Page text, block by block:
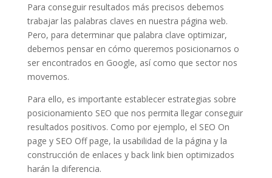
Para conseguir resultados más precisos debemos
trabajar las palabras claves en nuestra página web.
Pero, para determinar que palabra clave optimizar,
debemos pensar en cómo queremos posicionarnos o
ser encontrados en Google, así como que sector nos
movemos.
Para ello, es importante establecer estrategias sobre
posicionamiento SEO que nos permita llegar conseguir
resultados positivos. Como por ejemplo, el SEO On
page y SEO Off page, la usabilidad de la página y la
construcción de enlaces y back link bien optimizados
harán la diferencia.